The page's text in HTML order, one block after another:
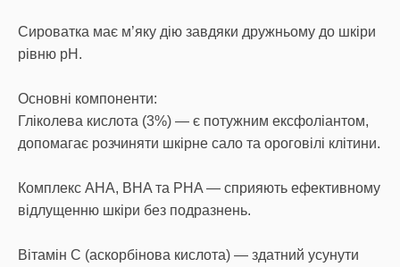
Сироватка має м’яку дію завдяки дружньому до шкіри
рівню pH.
Основні компоненти:
Гліколева кислота (3%) — є потужним ексфоліантом,
допомагає розчиняти шкірне сало та ороговілі клітини.
Комплекс AHA, BHA та PHA — сприяють ефективному
відлущенню шкіри без подразнень.
Вітамін С (аскорбінова кислота) — здатний усунути